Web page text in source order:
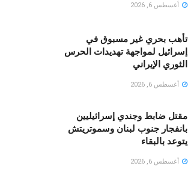
أغسطس 6, 2026
تأهب بحري غير مسبوق في
إسرائيل لمواجهة تهديدات الحرس
الثوري الإيراني
أغسطس 6, 2026
مقتل ضابط وجندي إسرائيليين
بانفجار جنوب لبنان وسموتريتش
يتوعد بالبقاء
أغسطس 6, 2026